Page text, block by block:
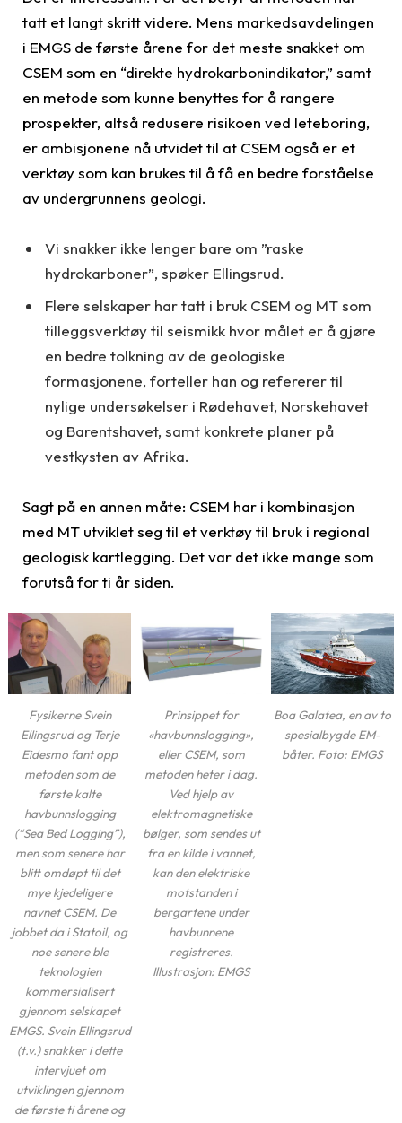
tatt et langt skritt videre. Mens markedsavdelingen
i EMGS de første årene for det meste snakket om
CSEM som en “direkte hydrokarbonindikator,” samt
en metode som kunne benyttes for å rangere
prospekter, altså redusere risikoen ved leteboring,
er ambisjonene nå utvidet til at CSEM også er et
verktøy som kan brukes til å få en bedre forståelse
av undergrunnens geologi.
Vi snakker ikke lenger bare om ”raske
hydrokarboner”, spøker Ellingsrud.
Flere selskaper har tatt i bruk CSEM og MT som
tilleggsverktøy til seismikk hvor målet er å gjøre
en bedre tolkning av de geologiske
formasjonene, forteller han og refererer til
nylige undersøkelser i Rødehavet, Norskehavet
og Barentshavet, samt konkrete planer på
vestkysten av Afrika.
Sagt på en annen måte: CSEM har i kombinasjon
med MT utviklet seg til et verktøy til bruk i regional
geologisk kartlegging. Det var det ikke mange som
forutså for ti år siden.
Fysikerne Svein
Ellingsrud og Terje
Eidesmo fant opp
metoden som de
første kalte
havbunnslogging
(“Sea Bed Logging”),
men som senere har
blitt omdøpt til det
mye kjedeligere
navnet CSEM. De
jobbet da i Statoil, og
noe senere ble
teknologien
kommersialisert
gjennom selskapet
EMGS. Svein Ellingsrud
(t.v.) snakker i dette
intervjuet om
utviklingen gjennom
de første ti årene og
Prinsippet for
«havbunnslogging»,
eller CSEM, som
metoden heter i dag.
Ved hjelp av
elektromagnetiske
bølger, som sendes ut
fra en kilde i vannet,
kan den elektriske
motstanden i
bergartene under
havbunnene
registreres.
Illustrasjon: EMGS
Boa Galatea, en av to
spesialbygde EM-
båter. Foto: EMGS